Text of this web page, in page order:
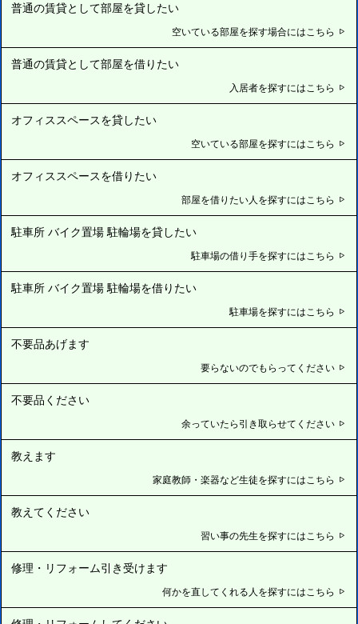
普通の賃貸として部屋を貸したい
空いている部屋を探す場合にはこちら
普通の賃貸として部屋を借りたい
入居者を探すにはこちら
オフィススペースを貸したい
空いている部屋を探すにはこちら
オフィススペースを借りたい
部屋を借りたい人を探すにはこちら
駐車所 バイク置場 駐輪場を貸したい
駐車場の借り手を探すにはこちら
駐車所 バイク置場 駐輪場を借りたい
駐車場を探すにはこちら
不要品あげます
要らないのでもらってください
不要品ください
余っていたら引き取らせてください
教えます
家庭教師・楽器など生徒を探すにはこちら
教えてください
習い事の先生を探すにはこちら
修理・リフォーム引き受けます
何かを直してくれる人を探すにはこちら